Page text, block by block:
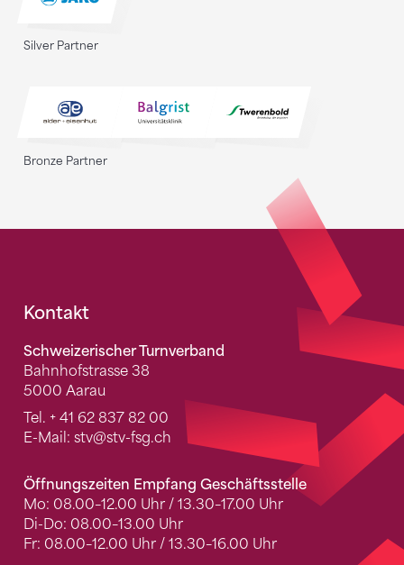
Silver Partner
Bronze Partner
Fusszeile
Kontakt
Schweizerischer Turnverband
Bahnhofstrasse 38
5000 Aarau
Tel. + 41 62 837 82 00
E-Mail: stv@stv-fsg.ch
Öffnungszeiten Empfang Geschäftsstelle
Mo: 08.00–12.00 Uhr / 13.30–17.00 Uhr
Di-Do: 08.00–13.00 Uhr
Fr: 08.00–12.00 Uhr / 13.30–16.00 Uhr